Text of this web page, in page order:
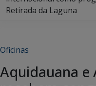
Retirada da Laguna
Oficinas
Aquidauana e